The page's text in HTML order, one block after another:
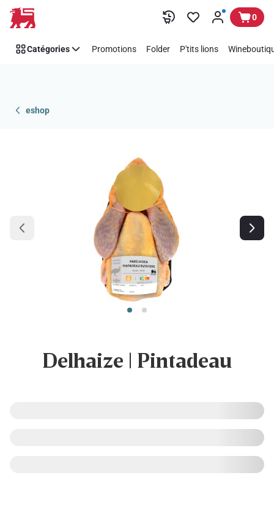
Passer 0
Catégories Promotions Folder P'tits lions
eshop
Delhaize | Pintadeau